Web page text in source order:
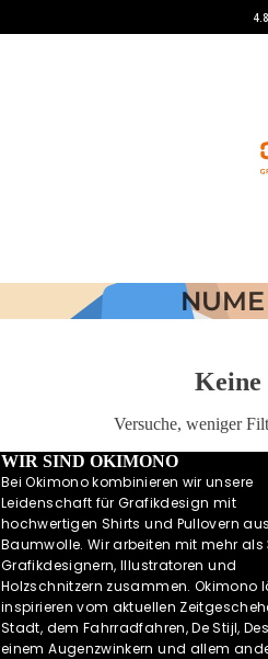
Keine
Versuche, weniger
WIR SIND OKIMONO
Bei Okimono kombinieren wir unsere
Leidenschaft für Grafikdesign mit
hochwertigen Shirts und Pullovern
Baumwolle. Wir arbeiten mit mehr als
Grafikdesignern, Illustratoren und
Holzschnitzern zusammen. Okimono
inspirieren vom aktuellen
Stadt, dem Fahrradfahren, De Stijl,
einem Augenzwinkern und allem